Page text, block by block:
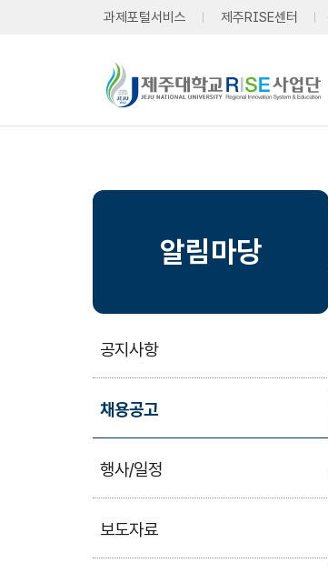
과제포털서비스 제주RISE센터
알림마당
공지사항
채용공고
행사/일정
보도자료